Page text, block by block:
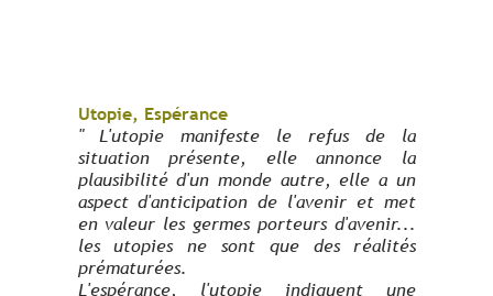
Utopie, Espérance
" L'utopie manifeste le refus de la
situation présente, elle annonce la
plausibilité d'un monde autre, elle a un
aspect d'anticipation de l'avenir et met
en valeur les germes porteurs d'avenir...
les utopies ne sont que des réalités
prématurées.
L'espérance, l'utopie indiquent une